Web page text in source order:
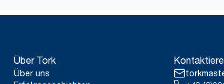
Über Tork
Über uns